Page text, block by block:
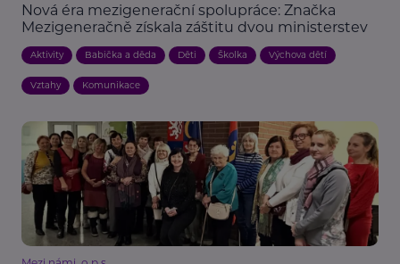
Nová éra mezigenerační spolupráce: Značka
Mezigeneračně získala záštitu dvou ministerstev
Aktivity Babička a děda Děti Školka Výchova dětí
Vztahy Komunikace